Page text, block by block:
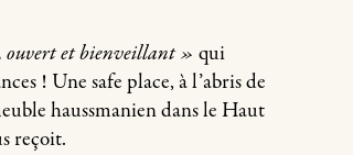
ouvert et bienveillant » qui
! Une safe place, à l’abris de
haussmanien dans le Haut
reçoit.